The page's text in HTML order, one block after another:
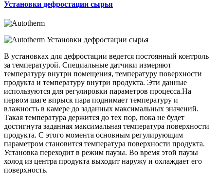
Установки дефростации сырья
В установках для дефростации ведется постоянный контроль
за температурой. Специальные датчики измеряют
температуру внутри помещения, температуру поверхности
продукта и температуру внутри продукта. Эти данные
используются для регулировки параметров процесса.На
первом шаге впрыск пара поднимает температуру и
влажность в камере до заданных максимальных значений.
Такая температура держится до тех пор, пока не будет
достигнута заданная максимальная температура поверхности
продукта. С этого момента основным регулирующим
параметром становится температура поверхности продукта.
Установка переходит в режим паузы. Во время этой паузы
холод из центра продукта выходит наружу и охлаждает его
поверхность.